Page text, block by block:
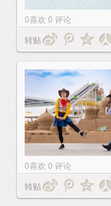
0喜欢 0 评论
转贴
0喜欢 0 评论
转贴